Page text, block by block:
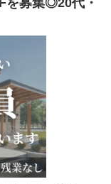
を募集◎20代・